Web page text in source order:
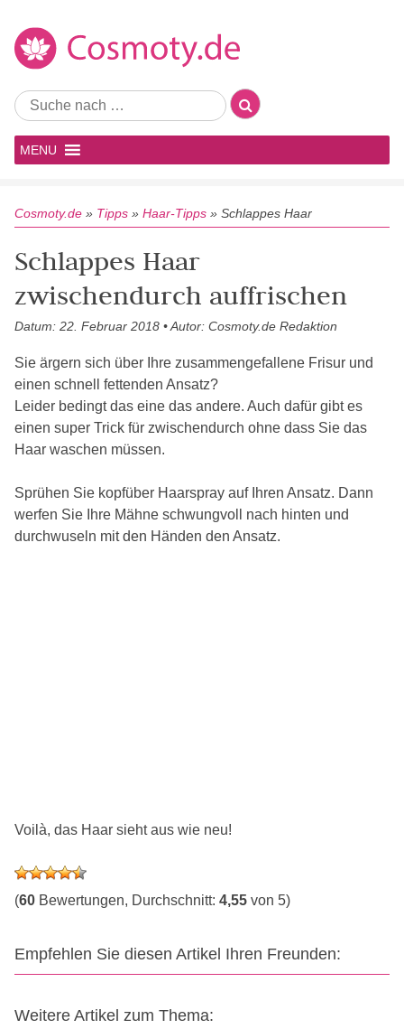
MENU
Cosmoty.de » Tipps » Haar-Tipps » Schlappes Haar
Schlappes Haar
zwischendurch auffrischen
Datum: 22. Februar 2018 • Autor: Cosmoty.de Redaktion
Sie ärgern sich über Ihre zusammengefallene Frisur und
einen schnell fettenden Ansatz?
Leider bedingt das eine das andere. Auch dafür gibt es
einen super Trick für zwischendurch ohne dass Sie das
Haar waschen müssen.
Sprühen Sie kopfüber Haarspray auf Ihren Ansatz. Dann
werfen Sie Ihre Mähne schwungvoll nach hinten und
durchwuseln mit den Händen den Ansatz.
Voilà, das Haar sieht aus wie neu!
(60 Bewertungen, Durchschnitt: 4,55 von 5)
Empfehlen Sie diesen Artikel Ihren Freunden:
Weitere Artikel zum Thema: